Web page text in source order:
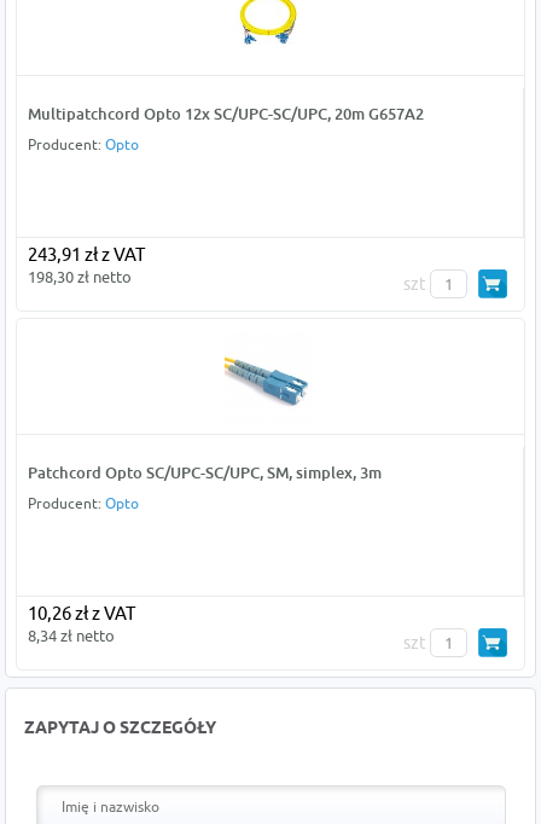
Multipatchcord Opto 12x SC/UPC-SC/UPC, 20m G657A2
Producent: Opto
243,91 zł z VAT
198,30 zł netto szt
Patchcord Opto SC/UPC-SC/UPC, SM, simplex, 3m
Producent: Opto
10,26 zł z VAT
8,34 zł netto szt
ZAPYTAJ O SZCZEGÓŁY